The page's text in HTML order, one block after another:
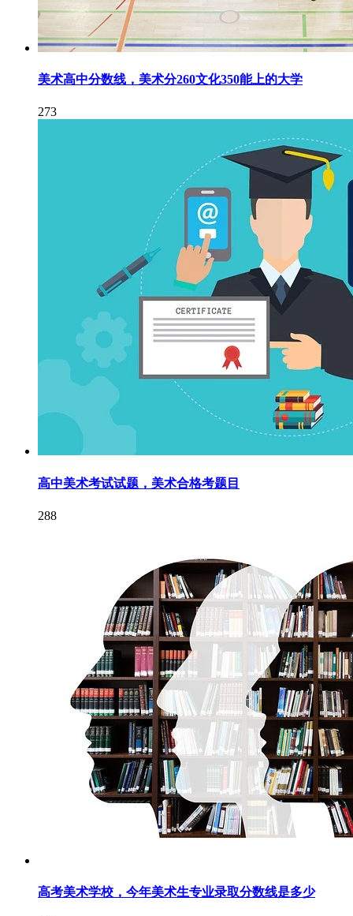
美术高中分数线，美术分260文化350能上的大学
273
高中美术考试试题，美术合格考题目
288
高考美术学校，今年美术生专业录取分数线是多少